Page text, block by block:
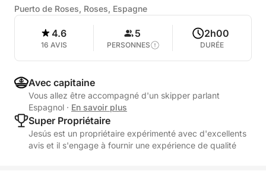
Puerto de Roses, Roses, Espagne
4.6
16 AVIS
5
PERSONNES
2h00
DURÉE
Avec capitaine
Vous allez être accompagné d'un skipper parlant
Espagnol · En savoir plus
Super Propriétaire
Jesús est un propriétaire expérimenté avec d'excellents
avis et il s'engage à fournir une expérience de qualité